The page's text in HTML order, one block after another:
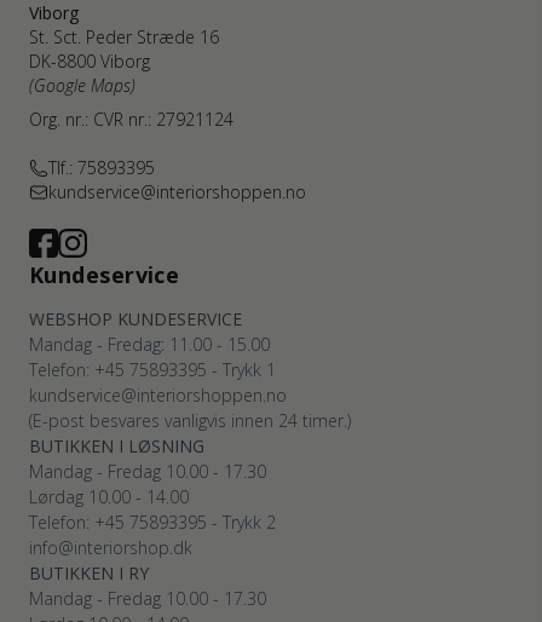
Viborg
St. Sct. Peder Stræde 16
DK-8800 Viborg
(Google Maps)
Org. nr.: CVR nr.: 27921124
Tlf.: 75893395
kundservice@interiorshoppen.no
Kundeservice
WEBSHOP KUNDESERVICE
Mandag - Fredag: 11.00 - 15.00
Telefon: +45 75893395 - Trykk 1
kundservice@interiorshoppen.no
(E-post besvares vanligvis innen 24 timer.)
BUTIKKEN I LØSNING
Mandag - Fredag 10.00 - 17.30
Lørdag 10.00 - 14.00
Telefon: +45 75893395 - Trykk 2
info@interiorshop.dk
BUTIKKEN I RY
Mandag - Fredag 10.00 - 17.30